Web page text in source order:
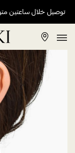
توصيل خلال ساعتين